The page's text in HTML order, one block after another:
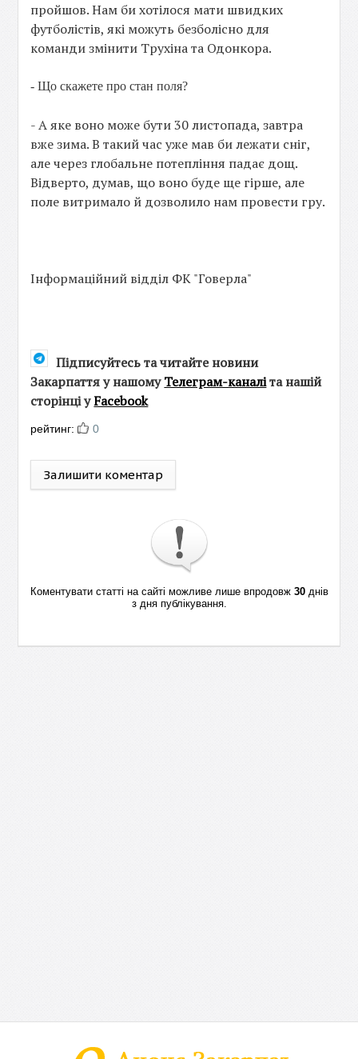
пройшов. Нам би хотілося мати швидких
футболістів, які можуть безболісно для
команди змінити Трухіна та Одонкора.
- Що скажете про стан поля?
- А яке воно може бути 30 листопада, завтра
вже зима. В такий час уже мав би лежати сніг,
але через глобальне потепління падає дощ.
Відверто, думав, що воно буде ще гірше, але
поле витримало й дозволило нам провести гру.
Інформаційний відділ ФК "Говерла"
Підписуйтесь та читайте новини
Закарпаття у нашомуТелеграм-каналіта нашій
сторінці уFacebook
рейтинг: 0
Залишити коментар
Коментувати статті на сайті можливе лише впродовж 30днів
з дня публікування.